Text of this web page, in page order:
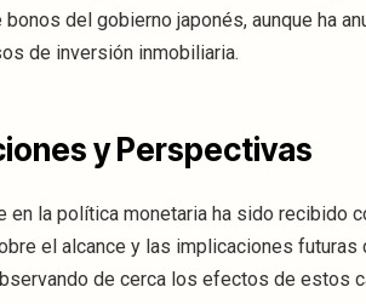
bonos del gobierno japonés, aunque ha
de inversión inmobiliaria.
y Perspectivas
en la política monetaria ha sido recibido
el alcance y las implicaciones
de cerca los efectos de estos